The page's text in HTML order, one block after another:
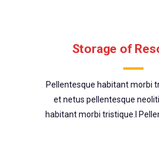
Storage of
Pellentesque habitant morbi
et netus pellentesque
habitant morbi tristique.l